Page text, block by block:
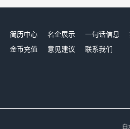
简历中心 名企展示 一句话信息
金币充值 意见建议 联系我们
白